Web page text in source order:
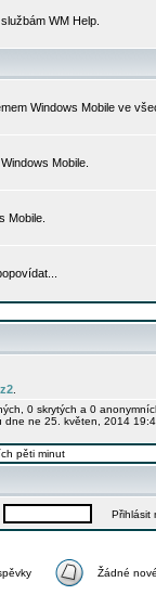
WM Help.
Windows Mobile ve
Mobile.
Mobile.
0 skrytých a 0
dne ne 25. květen, 2014
pěti minut
Přihlásit
Žádné